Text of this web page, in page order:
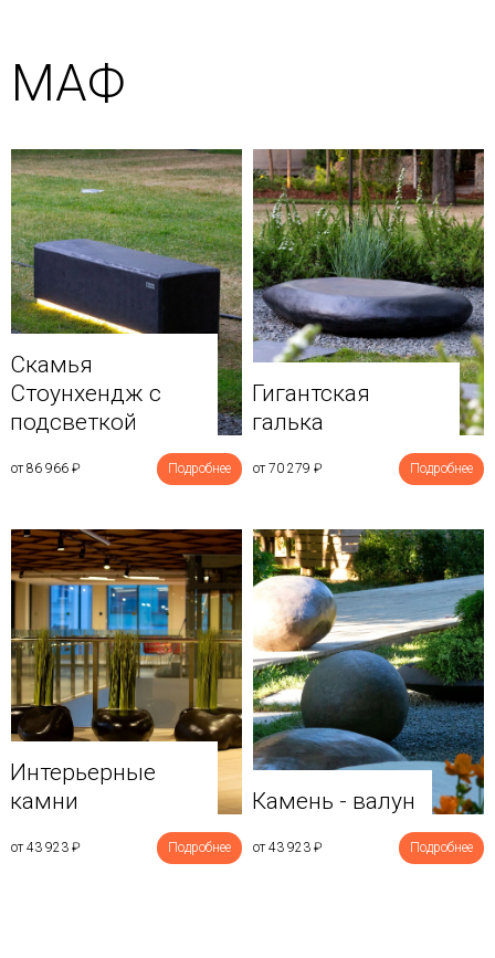
МАФ
Скамья
Стоунхендж с
подсветкой
от 86 966 ₽ Подробнее
Гигантская
галька
от 70 279 ₽ Подробнее
Интерьерные
камни
от 43 923 ₽ Подробнее
Камень - валун
от 43 923 ₽ Подробнее